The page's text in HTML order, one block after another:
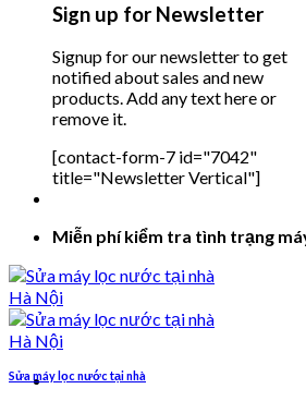
Sign up for Newsletter
Signup for our newsletter to get
notified about sales and new
products. Add any text here or
remove it.
[contact-form-7 id="7042"
title="Newsletter Vertical"]
Miễn phí kiểm tra tình trạng
Sửa máy lọc nước tại nhà